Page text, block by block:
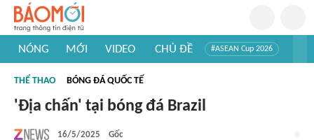
NÓNG MỚI VIDEO CHỦ ĐỀ #ASEAN Cup 2026
#Khám phá thế giới
THỂ THAO BÓNG ĐÁ QUỐC TẾ
'Địa chấn' tại bóng đá Brazil
16/5/2025 Gốc